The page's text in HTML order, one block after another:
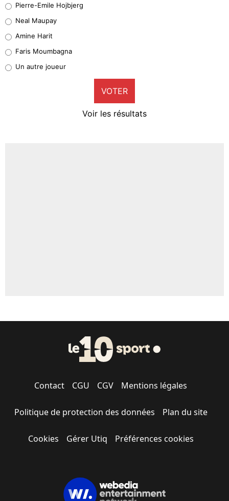
4%
1%
9%
Pierre-Emile Hojbjerg
Neal Maupay
Amine Harit
Faris Moumbagna
Un autre joueur
VOTER
Voir les résultats
Contact CGU CGV Mentions légales
Politique de protection des données Plan du site
Cookies Gérer Utiq Préférences cookies